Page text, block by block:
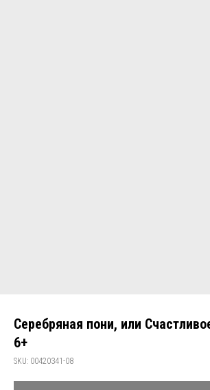
Серебряная пони, или
6+
SKU: 00420341-08